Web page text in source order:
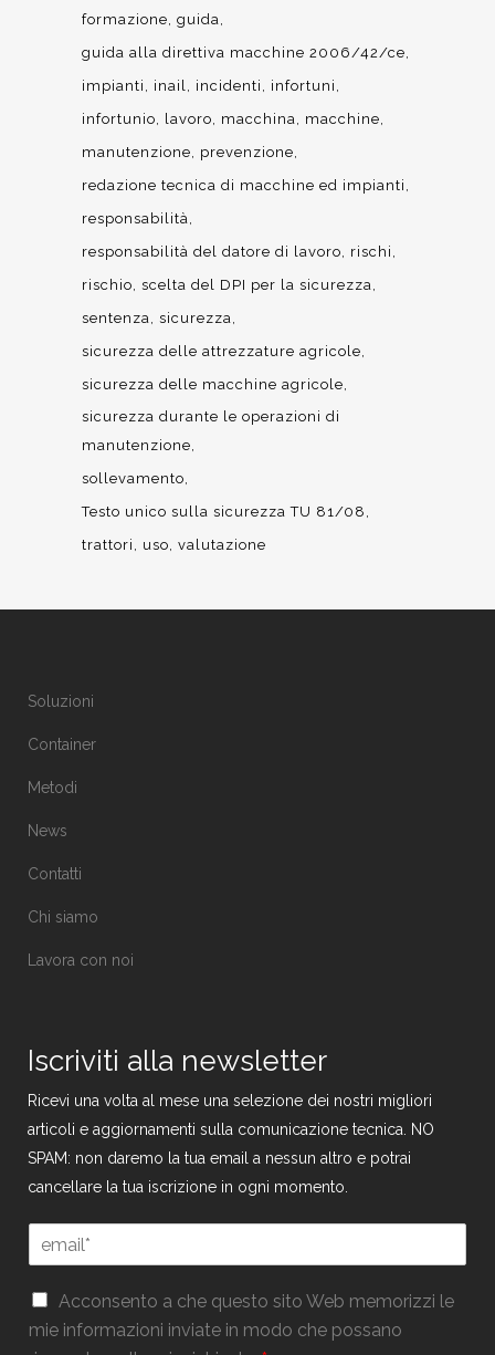
formazione guida
guida alla direttiva macchine 2006/42/ce
impianti
inail incidenti
infortuni
infortunio
lavoro macchina
macchine
manutenzione
prevenzione
redazione tecnica di macchine ed impianti
responsabilità
responsabilità del datore di lavoro
rischi
rischio scelta del DPI per la sicurezza
sentenza sicurezza
sicurezza delle attrezzature agricole
sicurezza delle macchine agricole
sicurezza durante le operazioni di
manutenzione
sollevamento
Testo unico sulla sicurezza TU 81/08
trattori
uso valutazione
Soluzioni
Container
Metodi
News
Contatti
Chi siamo
Lavora con noi
Iscriviti alla newsletter
Ricevi una volta al mese una selezione dei nostri migliori
articoli e aggiornamenti sulla comunicazione tecnica. NO
SPAM: non daremo la tua email a nessun altro e potrai
cancellare la tua iscrizione in ogni momento.
E
m
a
l
G
m
l
*
G
P
Acconsento a che questo sito Web memorizzi le
mie informazioni inviate in modo che possano